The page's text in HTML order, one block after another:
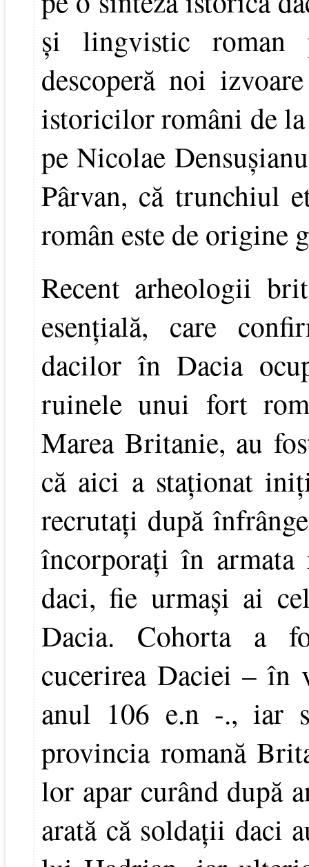
şi lingvistic roman
descoperă noi
istoricilor români de
pe Nicolae
Pârvan, că trunchiul
român este de origine
Recent arheologii
esenţială, care
dacilor în Dacia
ruinele unui fort
Marea Britanie, au
că aici a staţionat
recrutaţi după
încorporaţi în
daci, fie urmaşi ai
Dacia. Cohorta a
cucerirea Daciei – în
anul 106 e.n -., iar
provincia romană
lor apar curând după
arată că soldaţii daci